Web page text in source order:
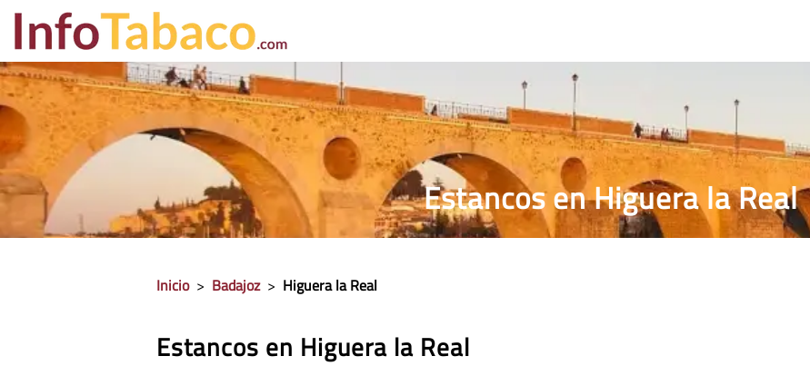
Estancos en Higuera la Real
Inicio > Badajoz > Higuera la Real
Estancos en Higuera la Real